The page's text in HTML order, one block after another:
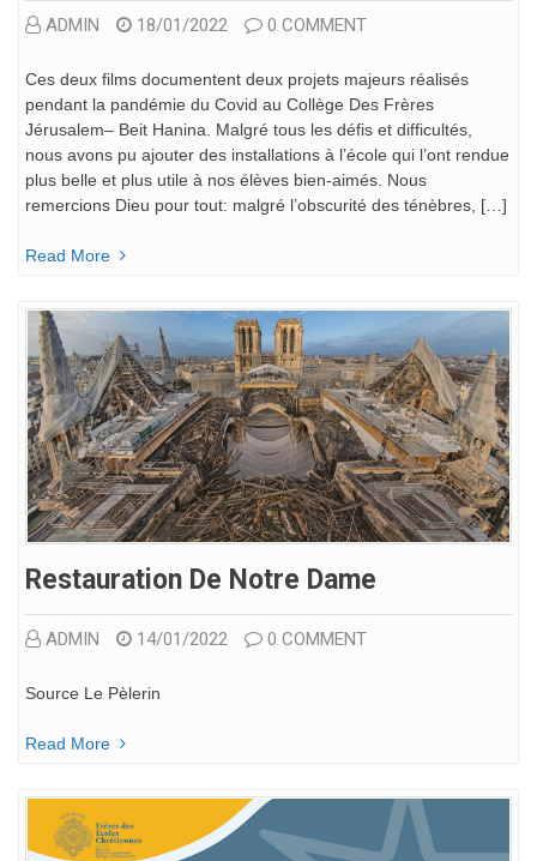
ADMIN 18/01/2022 0 COMMENT
Ces deux films documentent deux projets majeurs réalisés
pendant la pandémie du Covid au Collège Des Frères
Jérusalem– Beit Hanina. Malgré tous les défis et difficultés,
nous avons pu ajouter des installations à l’école qui l’ont rendue
plus belle et plus utile à nos élèves bien-aimés. Nous
remercions Dieu pour tout: malgré l’obscurité des ténèbres, […]
Read More
Restauration De Notre Dame
ADMIN 14/01/2022 0 COMMENT
Source Le Pèlerin
Read More